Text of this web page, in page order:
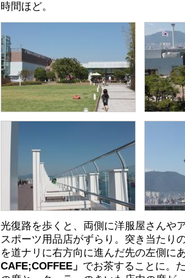
時間ほど。
光復路を歩くと、両側に洋服屋さんや
スポーツ用品店がずらり。突き当たり
を道ナリに右方向に進んだ先の左側に
CAFE;COFFEE」 でお茶することに。